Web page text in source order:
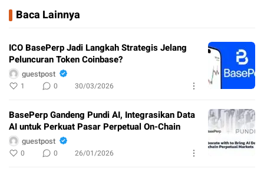
Baca Lainnya
ICO BasePerp Jadi Langkah Strategis Jelang
Peluncuran Token Coinbase?
guestpost
1 0 30/03/2026
BasePerp Gandeng Pundi AI, Integrasikan Data
AI untuk Perkuat Pasar Perpetual On-Chain
guestpost
0 0 26/01/2026